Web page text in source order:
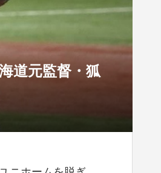
道元監督・狐